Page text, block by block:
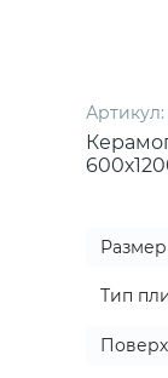
Артикул:
Размер
Тип